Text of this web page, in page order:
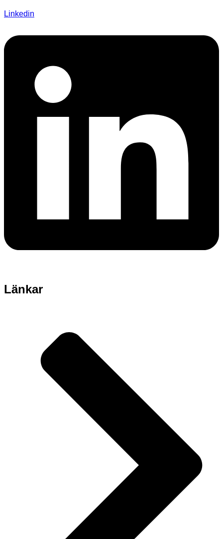
Linkedin
Länkar